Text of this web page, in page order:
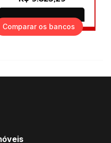
Comparar os bancos